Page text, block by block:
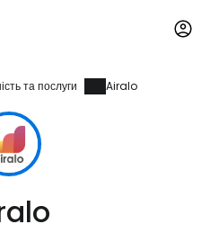
та послуги Airalo
Cestee
з Google